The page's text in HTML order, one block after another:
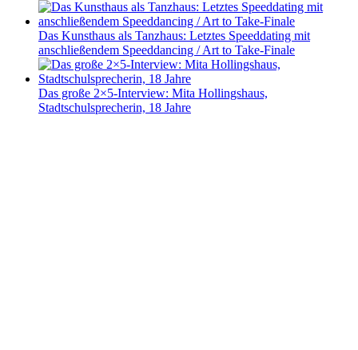
Das Kunsthaus als Tanzhaus: Letztes Speeddating mit
anschließendem Speeddancing / Art to Take-Finale
Das große 2×5-Interview: Mita Hollingshaus,
Stadtschulsprecherin, 18 Jahre